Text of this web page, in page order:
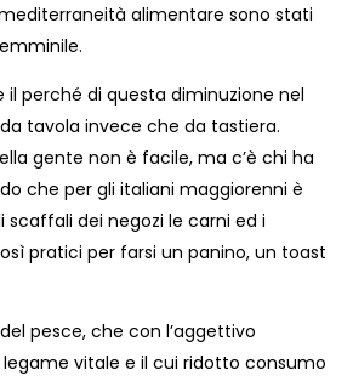
alimentare sono stati
.
il perché di questa diminuzione nel
tavola invece che da tastiera.
gente non è facile, ma c’è chi ha
che per gli italiani maggiorenni è
scaffali dei negozi le carni ed i
pratici per farsi un panino, un toast
pesce, che con l’aggettivo
vitale e il cui ridotto consumo